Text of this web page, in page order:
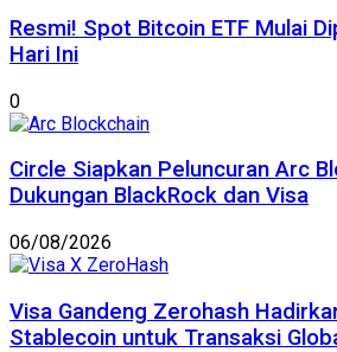
Resmi! Spot Bitcoin ETF Mulai
Hari Ini
0
Circle Siapkan Peluncuran Arc
Dukungan BlackRock dan Visa
06/08/2026
Visa Gandeng Zerohash
Stablecoin untuk Transaksi